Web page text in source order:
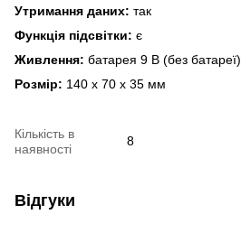
Утримання даних: так
Функція підсвітки: є
Живлення: батарея 9 В (без батареї)
Розмір: 140 х 70 х 35 мм
Кількість в
наявності
8
Відгуки